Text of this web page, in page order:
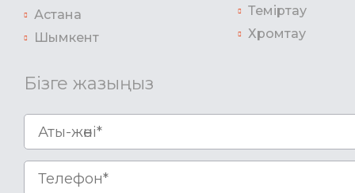
Астана
Шымкент
Теміртау
Хромтау
Бізге жазыңыз